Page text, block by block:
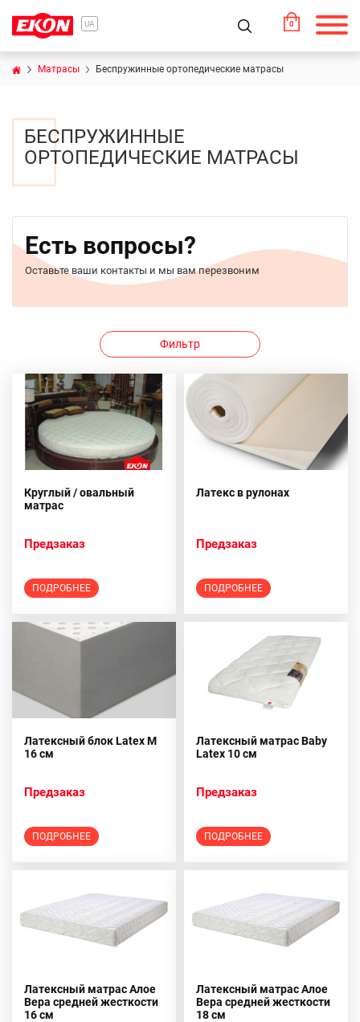
UA 0
Матрасы Беспружинные ортопедические матрасы
БЕСПРУЖИННЫЕ
ОРТОПЕДИЧЕСКИЕ МАТРАСЫ
Есть вопросы?
Оставьте ваши контакты и мы вам перезвоним
Фильтр
Круглый / овальный
матрас
Предзаказ
ПОДРОБНЕЕ
Латекс в рулонах
Предзаказ
ПОДРОБНЕЕ
Латексный блок Latex M
16 см
Предзаказ
ПОДРОБНЕЕ
Латексный матрас Baby
Latex 10 см
Предзаказ
ПОДРОБНЕЕ
Латексный матрас Алое
Вера средней жесткости
16 см
Латексный матрас Алое
Вера средней жесткости
18 см